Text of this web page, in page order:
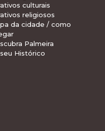
culturais
religiosos
da cidade / como
Palmeira
Histórico